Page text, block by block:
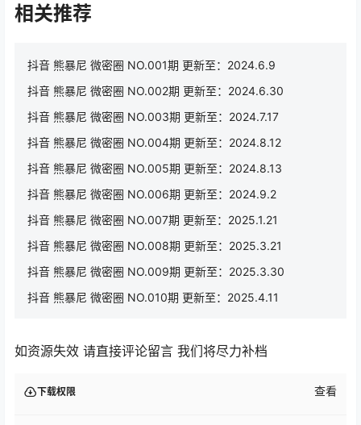
相关推荐
抖音 熊暴尼 微密圈 NO.001期 更新至：2024.6.9
抖音 熊暴尼 微密圈 NO.002期 更新至：2024.6.30
抖音 熊暴尼 微密圈 NO.003期 更新至：2024.7.17
抖音 熊暴尼 微密圈 NO.004期 更新至：2024.8.12
抖音 熊暴尼 微密圈 NO.005期 更新至：2024.8.13
抖音 熊暴尼 微密圈 NO.006期 更新至：2024.9.2
抖音 熊暴尼 微密圈 NO.007期 更新至：2025.1.21
抖音 熊暴尼 微密圈 NO.008期 更新至：2025.3.21
抖音 熊暴尼 微密圈 NO.009期 更新至：2025.3.30
抖音 熊暴尼 微密圈 NO.010期 更新至：2025.4.11
如资源失效 请直接评论留言 我们将尽力补档
下载权限 查看